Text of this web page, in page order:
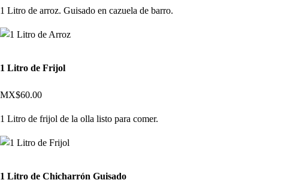
1 Litro de arroz. Guisado en cazuela de barro.
1 Litro de Frijol
MX$60.00
1 Litro de frijol de la olla listo para comer.
1 Litro de Chicharrón Guisado